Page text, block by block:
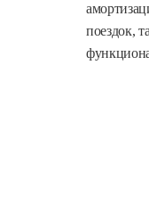
поездок,